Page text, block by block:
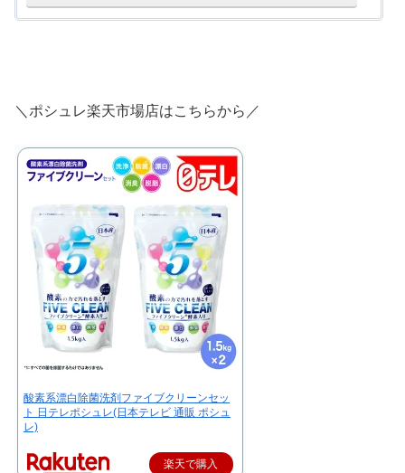
＼ポシュレ楽天市場店はこちらから／
酸素系漂白除菌洗剤ファイブクリーンセッ
ト 日テレポシュレ(日本テレビ 通販 ポシュ
レ)
楽天で購入